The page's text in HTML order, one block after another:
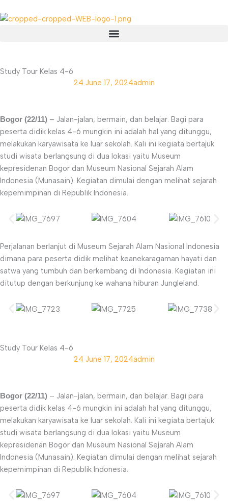
to
Menu
Study Tour Kelas 4-6
24 June 17, 2024admin
Bogor (22/11) – Jalan-jalan, bermain, dan belajar. Bagi para
peserta didik kelas 4-6 mungkin ini adalah hal yang ditunggu,
melakukan karyawisata ke luar sekolah. Kali ini kegiata bertajuk
studi wisata berlangsung di dua lokasi yaitu Museum
kepresidenan Bogor dan Museum Nasional Sejarah Alam
Indonesia (Munasain). Kegiatan dimulai dengan melihat sejarah
kepemimpinan di Republik Indonesia.
Perjalanan berlanjut di Museum Sejarah Alam Nasional Indonesia
dimana para peserta didik melihat keanekaragaman hayati dan
satwa yang tumbuh dan berkembang di Indonesia. Kegiatan ini
ditutup dengan berkunjung ke wahana hiburan Jungleland.
Study Tour Kelas 4-6
24 June 17, 2024admin
Bogor (22/11) – Jalan-jalan, bermain, dan belajar. Bagi para
peserta didik kelas 4-6 mungkin ini adalah hal yang ditunggu,
melakukan karyawisata ke luar sekolah. Kali ini kegiata bertajuk
studi wisata berlangsung di dua lokasi yaitu Museum
kepresidenan Bogor dan Museum Nasional Sejarah Alam
Indonesia (Munasain). Kegiatan dimulai dengan melihat sejarah
kepemimpinan di Republik Indonesia.